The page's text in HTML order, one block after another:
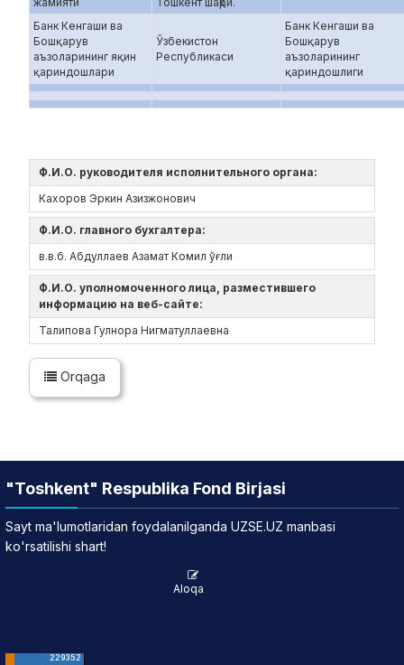
Банк Кенгаши ва
Бошқарув
аъзоларининг яқин
қариндошлари
Ўзбекистон
Республикаси
Банк Кенгаши ва
Бошқарув
аъзоларининг
қариндошлиги
Ф.И.О. руководителя исполнительного органа:
Кахоров Эркин Азизжонович
Ф.И.О. главного бухгалтера:
в.в.б. Абдуллаев Азамат Комил ўғли
Ф.И.О. уполномоченного лица, разместившего
информацию на веб-сайте:
Талипова Гулнора Нигматуллаевна
Orqaga
"Toshkent" Respublika Fond Birjasi
Sayt ma'lumotlaridan foydalanilganda UZSE.UZ manbasi
ko'rsatilishi shart!
Aloqa